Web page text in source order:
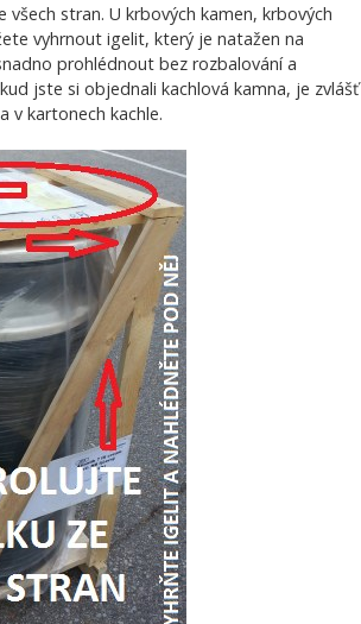
všech stran. U krbových kamen, krbových
vyhrnout igelit, který je natažen na
prohlédnout bez rozbalování a
jste si objednali kachlová kamna, je zvlášť
v kartonech kachle.